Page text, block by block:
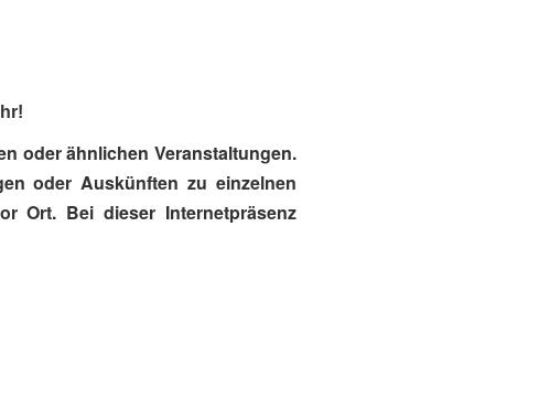
oder ähnlichen Veranstaltungen.
oder Auskünften zu einzelnen
Ort. Bei dieser Internetpräsenz